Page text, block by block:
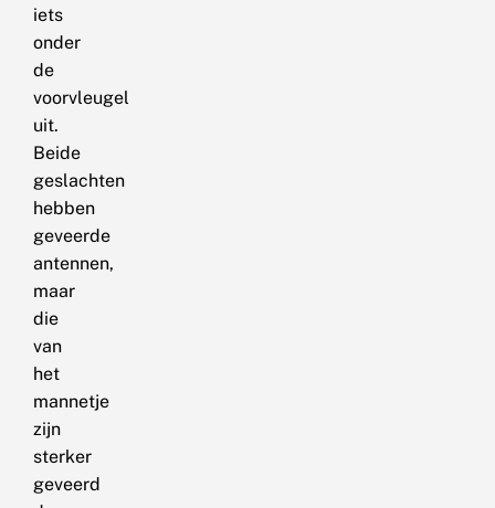
iets
onder
de
voorvleugel
uit.
Beide
geslachten
hebben
geveerde
antennen,
maar
die
van
het
mannetje
zijn
sterker
geveerd